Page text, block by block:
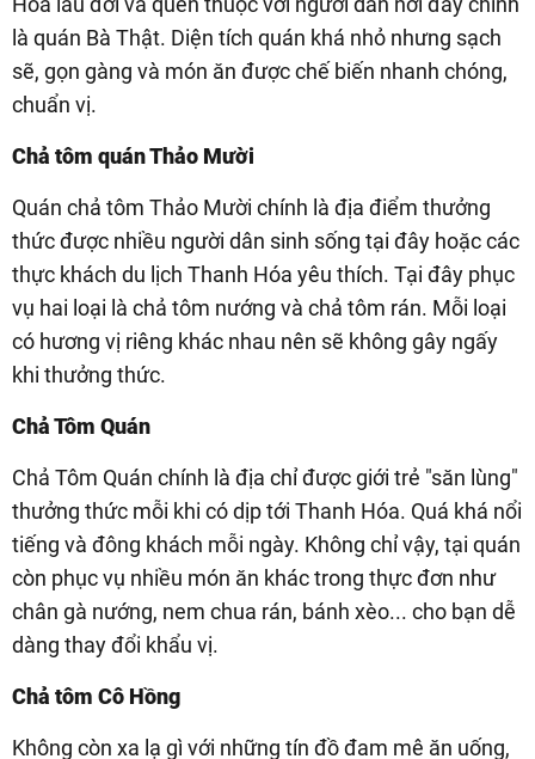
là quán Bà Thật. Diện tích quán khá nhỏ nhưng sạch
sẽ, gọn gàng và món ăn được chế biến nhanh chóng,
chuẩn vị.
Chả tôm quán Thảo Mười
Quán chả tôm Thảo Mười chính là địa điểm thưởng
thức được nhiều người dân sinh sống tại đây hoặc các
thực khách du lịch Thanh Hóa yêu thích. Tại đây phục
vụ hai loại là chả tôm nướng và chả tôm rán. Mỗi loại
có hương vị riêng khác nhau nên sẽ không gây ngấy
khi thưởng thức.
Chả Tôm Quán
Chả Tôm Quán chính là địa chỉ được giới trẻ "săn lùng"
thưởng thức mỗi khi có dịp tới Thanh Hóa. Quá khá nổi
tiếng và đông khách mỗi ngày. Không chỉ vậy, tại quán
còn phục vụ nhiều món ăn khác trong thực đơn như
chân gà nướng, nem chua rán, bánh xèo... cho bạn dễ
dàng thay đổi khẩu vị.
Chả tôm Cô Hồng
Không còn xa lạ gì với những tín đồ đam mê ăn uống,